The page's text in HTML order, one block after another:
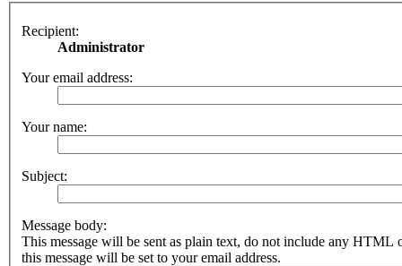
Recipient:
Administrator
Your email address:
Your name:
Subject:
Message body:
This message will be sent as plain text, do not include any HTML
this message will be set to your email address.